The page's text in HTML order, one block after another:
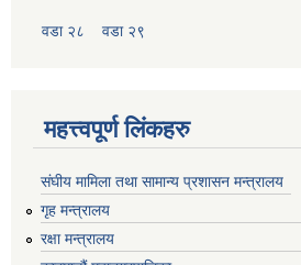
वडा २८ वडा २९
महत्त्वपूर्ण लिंकहरु
संघीय मामिला तथा सामान्य प्रशासन मन्त्रालय
गृह मन्त्रालय
रक्षा मन्त्रालय